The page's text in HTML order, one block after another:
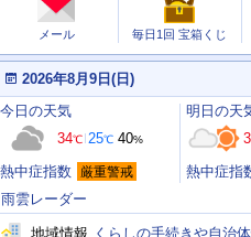
報
メール 毎日1回 宝箱くじ
本
日
の
気
、
運
情
報
2026年8月9日(日)
今
日
の
天
気
今日 の天気
34℃ 25℃ 40%
熱中症指数 厳重警戒
明日 の天
熱中症指
雨雲レーダー
地域情報 くらしの手続きや自治